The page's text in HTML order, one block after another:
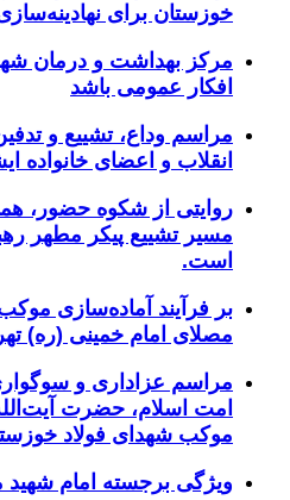
خوزستان برای
مرکز بهداشت و درمان
افکار عمومی باشد
مراسم وداع، تشییع و
انقلاب و اعضای خانواده
روایتی از شکوه حضور،
مسیر تشییع پیکر مطهر
است.
بر فرآیند آماده‌سازی
مصلای امام خمینی (ره)
مراسم عزاداری و
امت اسلام، حضرت
موکب شهدای فولاد
ویژگی برجسته امام شهید